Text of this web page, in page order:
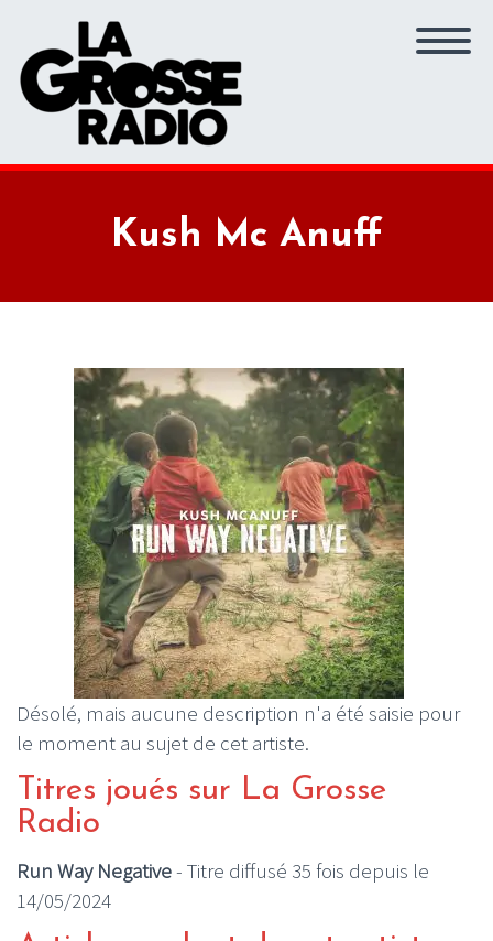
Kush Mc Anuff
Désolé, mais aucune description n'a été saisie pour
le moment au sujet de cet artiste.
Titres joués sur La Grosse
Radio
Run Way Negative- Titre diffusé 35 fois depuis le
14/05/2024